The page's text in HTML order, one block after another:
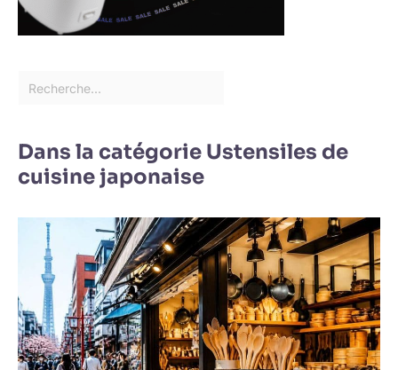
Dans la catégorie Ustensiles de
cuisine japonaise